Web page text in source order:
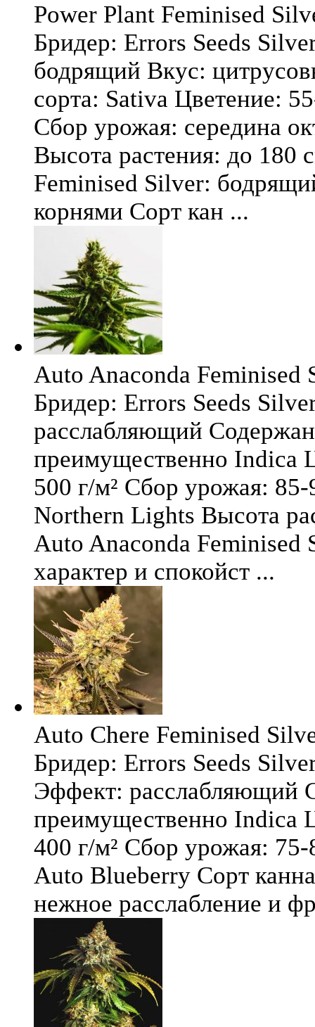
Power Plant Feminised
Бридер: Errors Seeds
бодрящий Вкус:
сорта: Sativa Цветение:
Сбор урожая: середина
Высота растения: до 180
Feminised Silver:
корнями Сорт кан ...
Auto Anaconda Feminised
Бридер: Errors Seeds
расслабляющий
преимущественно Indica
500 г/м² Сбор урожая:
Northern Lights Высота
Auto Anaconda
характер и спокойст ...
Auto Chere Feminised
Бридер: Errors Seeds
Эффект: расслабляющий
преимущественно Indica
400 г/м² Сбор урожая:
Auto Blueberry Сорт
нежное расслабление и